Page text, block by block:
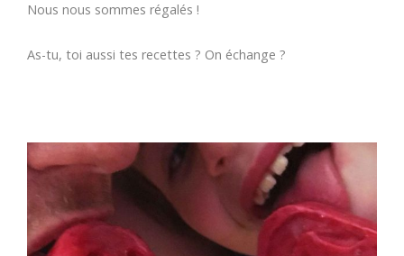
Nous nous sommes régalés !
As-tu, toi aussi tes recettes ? On échange ?